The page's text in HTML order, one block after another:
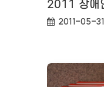
작성일:
2011-05-31